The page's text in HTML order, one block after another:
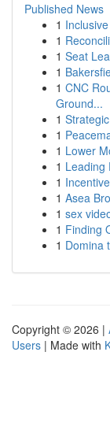
Published News
1
1
1 Seat
1
1 CNC
Ground...
1
1
1 Lower
1 Leading
1
1 Asea
1 sex
1 Finding
1 Domina
Copyright © 2026 |
Users | Made with